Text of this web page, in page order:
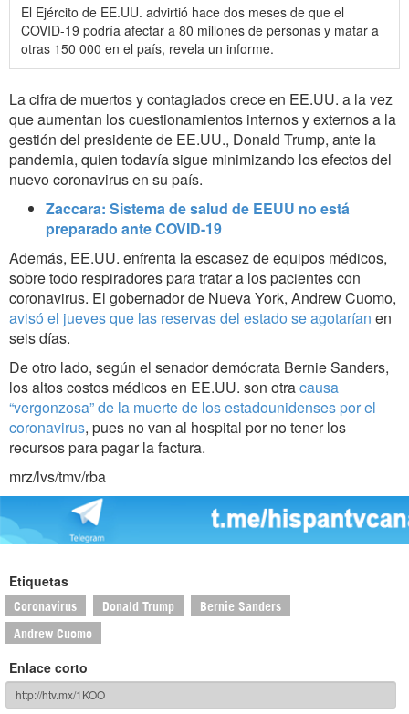
El Ejército de EE.UU. advirtió hace dos meses de que el
COVID-19 podría afectar a 80 millones de personas y matar a
otras 150 000 en el país, revela un informe.
La cifra de muertos y contagiados crece en EE.UU. a la vez
que aumentan los cuestionamientos internos y externos a la
gestión del presidente de EE.UU., Donald Trump, ante la
pandemia, quien todavía sigue minimizando los efectos del
nuevo coronavirus en su país.
Zaccara: Sistema de salud de EEUU no está
preparado ante COVID-19
Además, EE.UU. enfrenta la escasez de equipos médicos,
sobre todo respiradores para tratar a los pacientes con
coronavirus. El gobernador de Nueva York, Andrew Cuomo,
avisó el jueves que las reservas del estado se agotarían en
seis días.
De otro lado, según el senador demócrata Bernie Sanders,
los altos costos médicos en EE.UU. son otracausa
“vergonzosa” de la muerte de los estadounidenses por el
coronavirus, pues no van al hospital por no tener los
recursos para pagar la factura.
mrz/lvs/tmv/rba
Etiquetas
Coronavirus Donald Trump Bernie Sanders
Andrew Cuomo
Enlace corto